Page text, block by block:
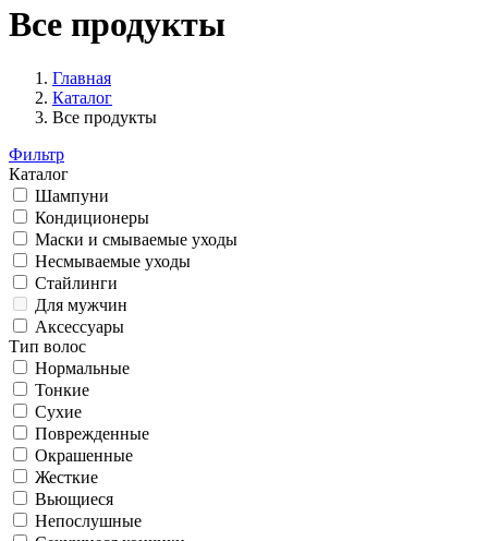
Все продукты
Главная
Каталог
Все продукты
Фильтр
Каталог
Шампуни
Кондиционеры
Маски и смываемые уходы
Несмываемые уходы
Стайлинги
Для мужчин
Аксессуары
Тип волос
Нормальные
Тонкие
Сухие
Поврежденные
Окрашенные
Жесткие
Вьющиеся
Непослушные